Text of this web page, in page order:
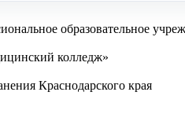
образовательное
колледж»
Краснодарского края